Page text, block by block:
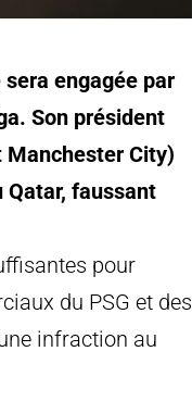
engagée par
Son président
Manchester City)
Qatar, faussant
pour
du PSG et des
infraction au